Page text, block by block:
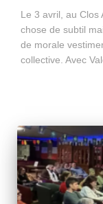
Le 3 avril, au Clos
chose de subtil
de morale
collective. Avec